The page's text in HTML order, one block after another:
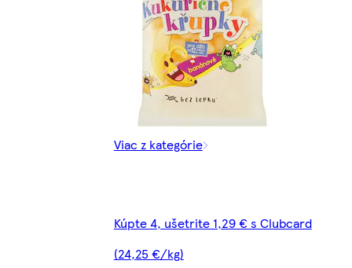
Viac z kategórie
Kúpte 4, ušetrite 1,29 € s Clubcard
(24,25 €/kg)